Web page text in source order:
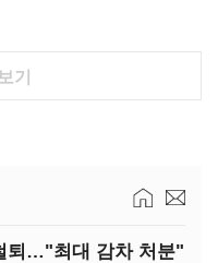
기
퇴…"최대 감차 처분"